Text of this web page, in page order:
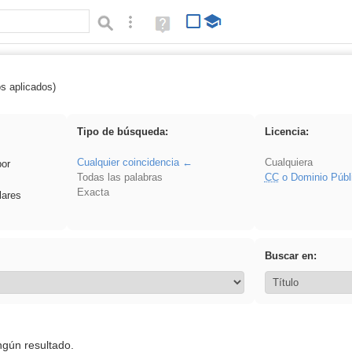
Búsqueda avanzada
Ayuda
(en
aplicados)
Tipo de búsqueda:
Cualquier coincidencia
Todas las palabras
Exacta
Licencia:
Cualquiera
CCo Dominio
Buscar en:
resultado.